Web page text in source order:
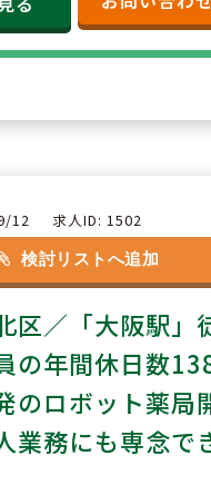
店舗も駅近好立地。転
業務を最大限ICT化し、
対するマインドも最先端
師さんは対人業務に集
で、患者様の「真のお
の解決に向けて業務を
できます。
3
12 求人ID: 1502
検討リストへ追加
区／「大阪駅」
の年間休日数
のロボット薬局
業務にも専念で